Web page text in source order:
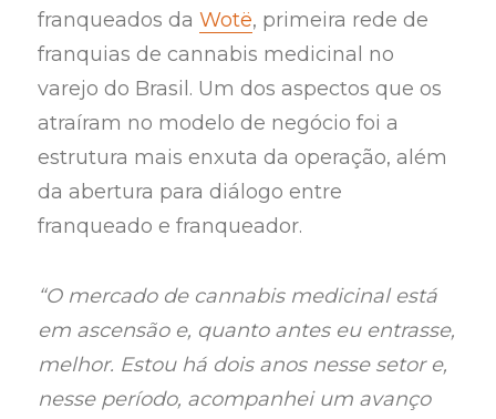
franqueados daWotë, primeira rede de
franquias de cannabis medicinal no
varejo do Brasil. Um dos aspectos que os
atraíram no modelo de negócio foi a
estrutura mais enxuta da operação, além
da abertura para diálogo entre
franqueado e franqueador.
“O mercado de cannabis medicinal está
em ascensão e, quanto antes eu entrasse,
melhor. Estou há dois anos nesse setor e,
nesse período, acompanhei um avanço